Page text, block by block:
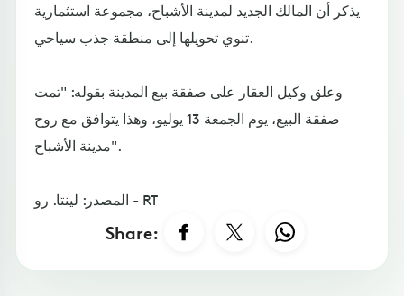
يذكر أن المالك الجديد لمدينة الأشباح، مجموعة استثمارية
تنوي تحويلها إلى منطقة جذب سياحي.
وعلق وكيل العقار على صفقة بيع المدينة بقوله: "تمت
صفقة البيع، يوم الجمعة 13 يوليو، وهذا يتوافق مع روح
مدينة الأشباح".
المصدر: لينتا. رو - RT
Share: